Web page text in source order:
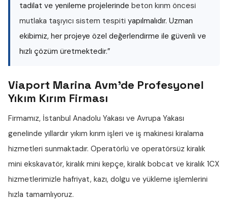
tadilat ve yenileme projelerinde beton kırım öncesi
mutlaka taşıyıcı sistem tespiti yapılmalıdır. Uzman
ekibimiz, her projeye özel değerlendirme ile güvenli ve
hızlı çözüm üretmektedir.”
Viaport Marina Avm'de Profesyonel
Yıkım Kırım Firması
Firmamız, İstanbul Anadolu Yakası ve Avrupa Yakası
genelinde yıllardır yıkım kırım işleri ve iş makinesi kiralama
hizmetleri sunmaktadır. Operatörlü ve operatörsüz kiralık
mini ekskavatör, kiralık mini kepçe, kiralık bobcat ve kiralık 1CX
hizmetlerimizle hafriyat, kazı, dolgu ve yükleme işlemlerini
hızla tamamlıyoruz.